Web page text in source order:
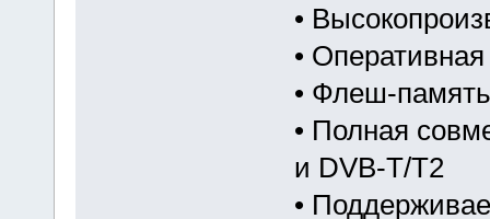
•
•
• Флеш-
• Полная
и DVB-T/T2
•